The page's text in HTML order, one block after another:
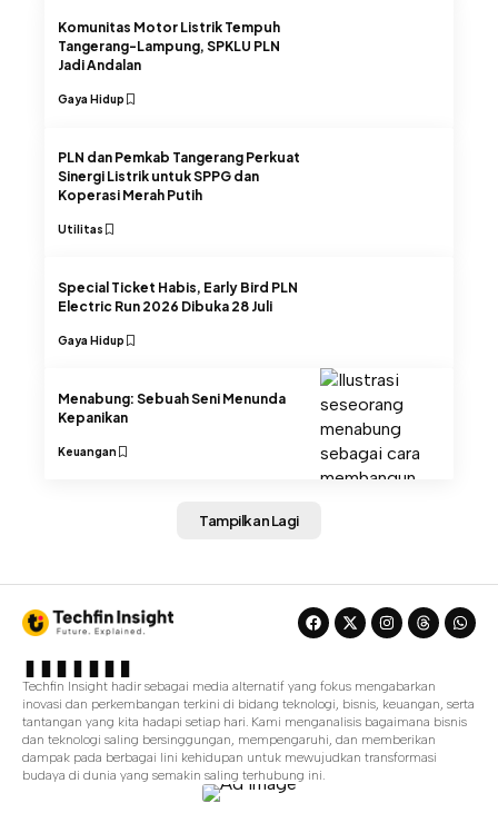
Komunitas Motor Listrik Tempuh
Tangerang-Lampung, SPKLU PLN
Jadi Andalan
Gaya Hidup
PLN dan Pemkab Tangerang Perkuat
Sinergi Listrik untuk SPPG dan
Koperasi Merah Putih
Utilitas
Special Ticket Habis, Early Bird PLN
Electric Run 2026 Dibuka 28 Juli
Gaya Hidup
Menabung: Sebuah Seni Menunda
Kepanikan
Keuangan
Tampilkan Lagi
Techfin Insight hadir sebagai media alternatif yang fokus mengabarkan
inovasi dan perkembangan terkini di bidang teknologi, bisnis, keuangan, serta
tantangan yang kita hadapi setiap hari. Kami menganalisis bagaimana bisnis
dan teknologi saling bersinggungan, mempengaruhi, dan memberikan
dampak pada berbagai lini kehidupan untuk mewujudkan transformasi
budaya di dunia yang semakin saling terhubung ini.